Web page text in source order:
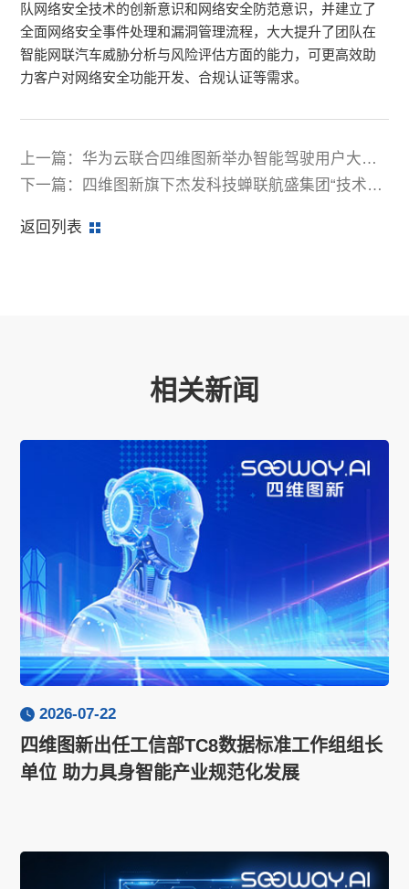
队网络安全技术的创新意识和网络安全防范意识，并建立了
全面网络安全事件处理和漏洞管理流程，大大提升了团队在
智能网联汽车威胁分析与风险评估方面的能力，可更高效助
力客户对网络安全功能开发、合规认证等需求。
上一篇：华为云联合四维图新举办智能驾驶用户大会
共探车企智能化落地破局新路径
下一篇：四维图新旗下杰发科技蝉联航盛集团“技术创
返回列表
相关新闻
2026-07-22
四维图新出任工信部TC8数据标准工作组组长
单位 助力具身智能产业规范化发展